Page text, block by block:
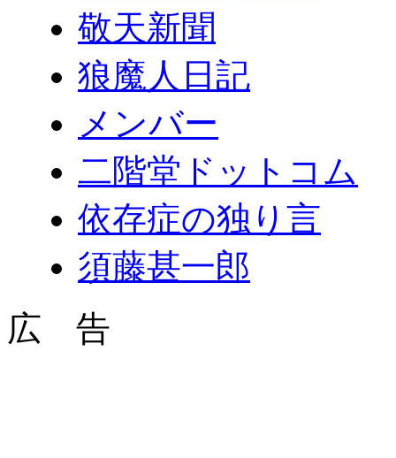
敬天新聞
狼魔人日記
メンバー
二階堂ドットコム
依存症の独り言
須藤甚一郎
広 告